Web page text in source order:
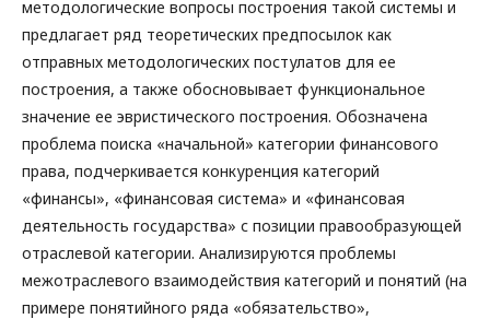
методологические вопросы построения такой системы и
предлагает ряд теоретических предпосылок как
отправных методологических постулатов для ее
построения, а также обосновывает функциональное
значение ее эвристического построения. Обозначена
проблема поиска «начальной» категории финансового
права, подчеркивается конкуренция категорий
«финансы», «финансовая система» и «финансовая
деятельность государства» с позиции правообразующей
отраслевой категории. Анализируются проблемы
межотраслевого взаимодействия категорий и понятий (на
примере понятийного ряда «обязательство»,